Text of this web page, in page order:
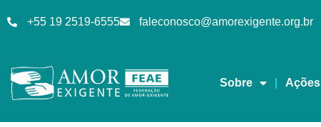
+55 19 2519-6555 faleconosco@amorexigente.org.br
Sobre Ações